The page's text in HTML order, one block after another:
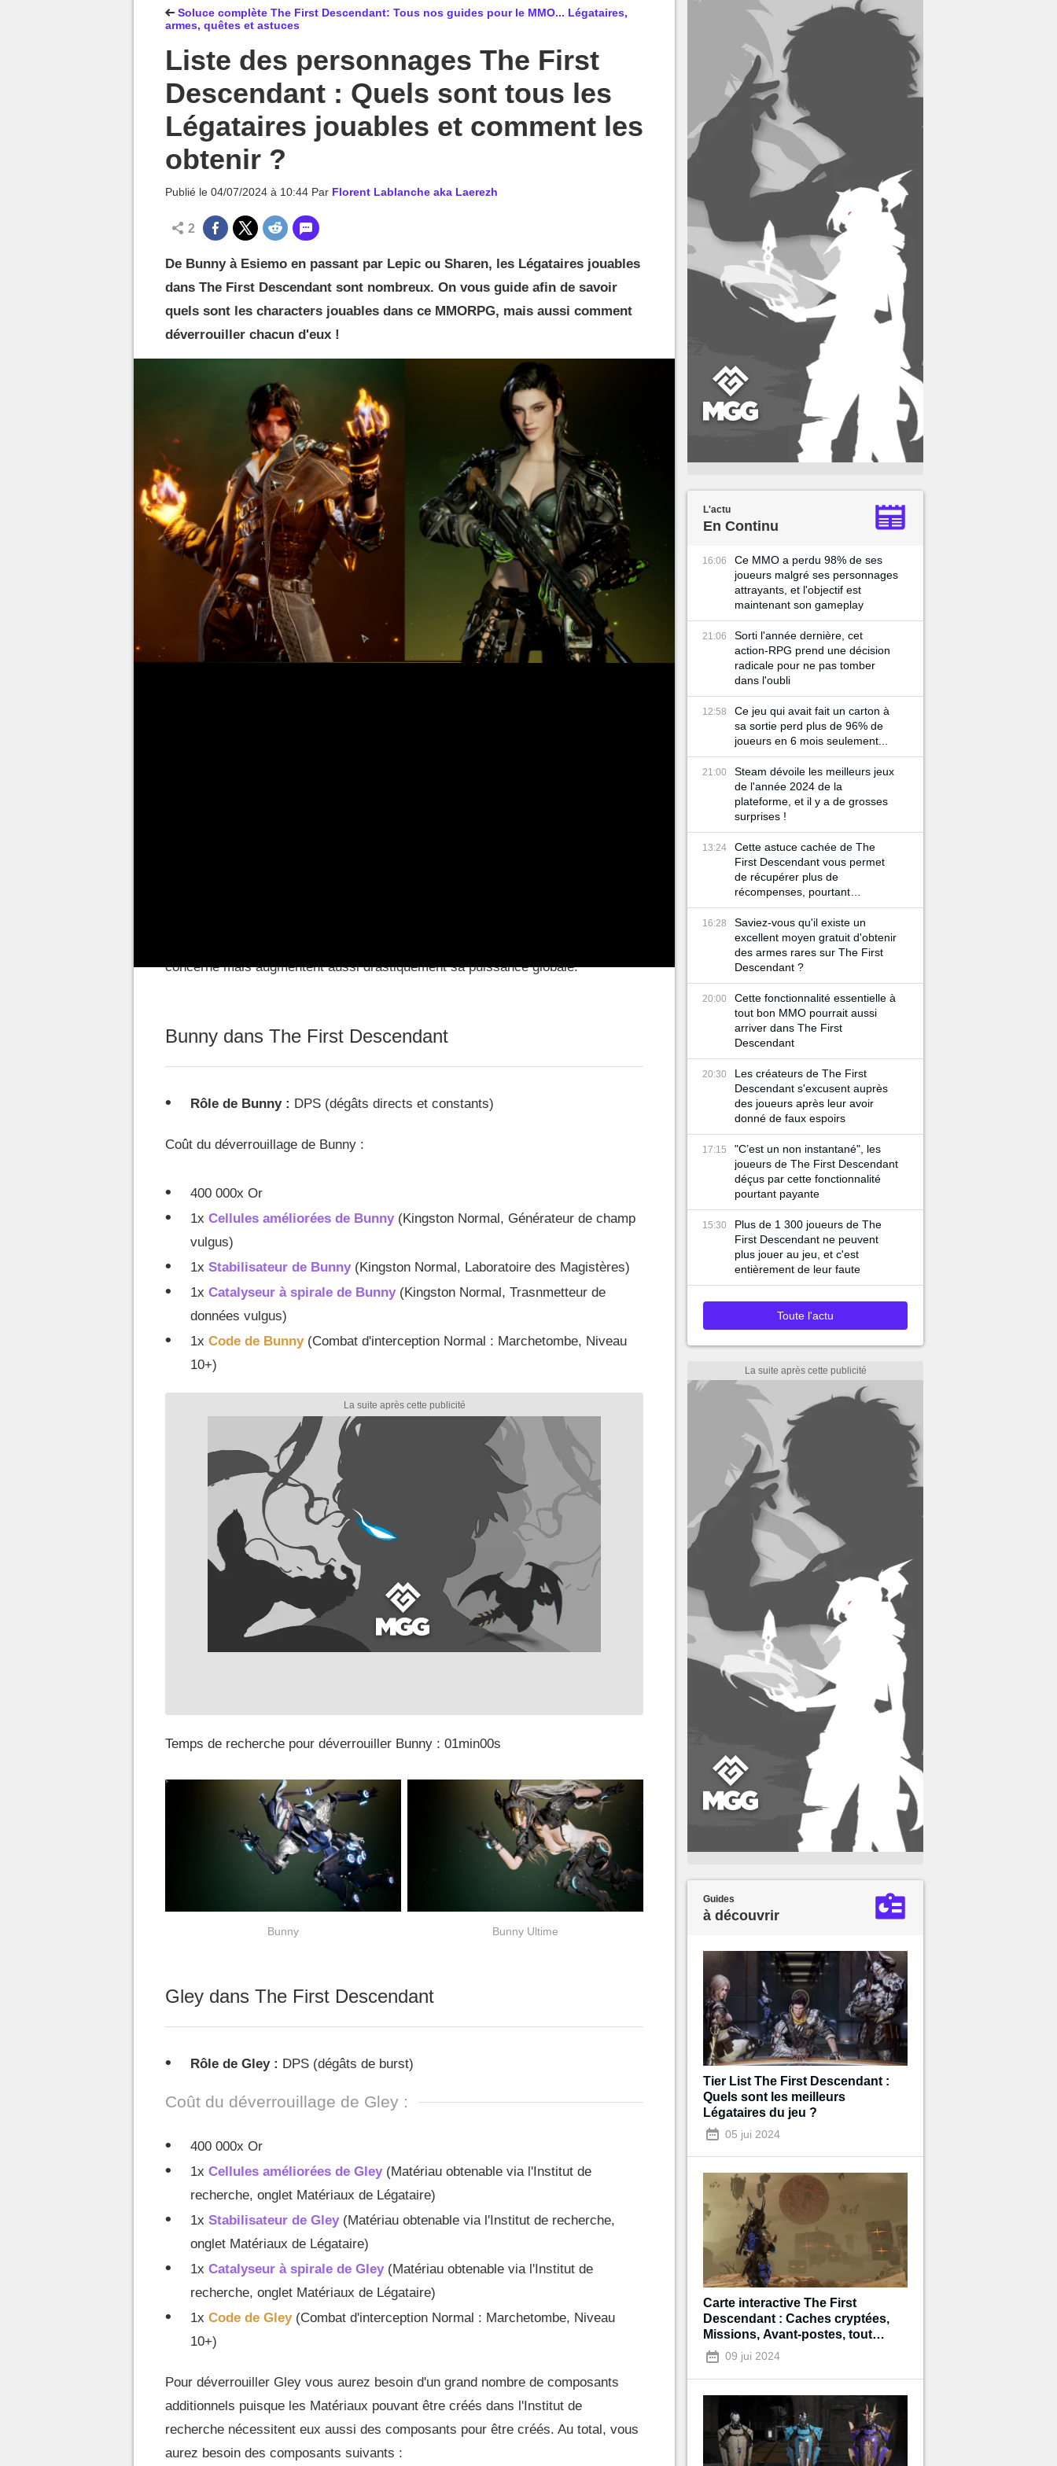
Soluce complète The First Descendant: Tous nos guides pour le MMO... Légataires,
armes, quêtes et astuces
Liste des personnages The First
Descendant : Quels sont tous les
Légataires jouables et comment les
obtenir ?
Publié le 04/07/2024 à 10:44 Par Florent Lablanche aka Laerezh
2
De Bunny à Esiemo en passant par Lepic ou Sharen, les Légataires jouables
dans The First Descendant sont nombreux. On vous guide afin de savoir
quels sont les characters jouables dans ce MMORPG, mais aussi comment
déverrouiller chacun d'eux !
concerné mais augmentent aussi drastiquement sa puissance globale.
Bunny dans The First Descendant
Rôle de Bunny : DPS (dégâts directs et constants)
Coût du déverrouillage de Bunny :
400 000x Or
1x Cellules améliorées de Bunny (Kingston Normal, Générateur de champ
vulgus)
1x Stabilisateur de Bunny (Kingston Normal, Laboratoire des Magistères)
1x Catalyseur à spirale de Bunny (Kingston Normal, Trasnmetteur de
données vulgus)
1x Code de Bunny (Combat d'interception Normal : Marchetombe, Niveau
10+)
Temps de recherche pour déverrouiller Bunny : 01min00s
Bunny Bunny Ultime
Gley dans The First Descendant
Rôle de Gley : DPS (dégâts de burst)
Coût du déverrouillage de Gley :
400 000x Or
1x Cellules améliorées de Gley (Matériau obtenable via l'Institut de
recherche, onglet Matériaux de Légataire)
1x Stabilisateur de Gley (Matériau obtenable via l'Institut de recherche,
onglet Matériaux de Légataire)
1x Catalyseur à spirale de Gley(Matériau obtenable via l'Institut de
recherche, onglet Matériaux de Légataire)
1x Code de Gley(Combat d'interception Normal : Marchetombe, Niveau
10+)
Pour déverrouiller Gley vous aurez besoin d'un grand nombre de composants
additionnels puisque les Matériaux pouvant être créés dans l'Institut de
recherche nécessitent eux aussi des composants pour être créés. Au total, vous
aurez besoin des composants suivants :
L'actu
En Continu
16:06
Ce MMO a perdu 98% de ses
joueurs malgré ses personnages
attrayants, et l'objectif est
maintenant son gameplay
21:06
Sorti l'année dernière, cet
action-RPG prend une décision
radicale pour ne pas tomber
dans l'oubli
12:58
Ce jeu qui avait fait un carton à
sa sortie perd plus de 96% de
joueurs en 6 mois seulement...
21:00
Steam dévoile les meilleurs jeux
de l'année 2024 de la
plateforme, et il y a de grosses
surprises !
13:24
Cette astuce cachée de The
First Descendant vous permet
de récupérer plus de
récompenses, pourtant
beaucoup de joueurs l'ignorent
16:28
Saviez-vous qu'il existe un
excellent moyen gratuit d'obtenir
des armes rares sur The First
Descendant ?
20:00
Cette fonctionnalité essentielle à
tout bon MMO pourrait aussi
arriver dans The First
Descendant
20:30
Les créateurs de The First
Descendant s'excusent auprès
des joueurs après leur avoir
donné de faux espoirs
17:15
"C’est un non instantané", les
joueurs de The First Descendant
déçus par cette fonctionnalité
pourtant payante
15:30
Plus de 1 300 joueurs de The
First Descendant ne peuvent
plus jouer au jeu, et c'est
entièrement de leur faute
Toute l'actu
Guides
à découvrir
Tier List The First Descendant :
Quels sont les meilleurs
Légataires du jeu ?
05 jui 2024
Carte interactive The First
Descendant : Caches cryptées,
Missions, Avant-postes, tout
savoir pour bien l'utiliser !
09 jui 2024